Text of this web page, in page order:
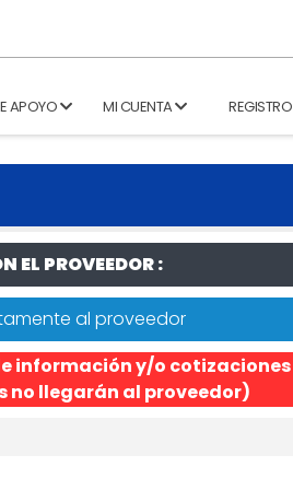
APOYO MI CUENTA REGISTRO
EL PROVEEDOR :
al proveedor
información y/o cotizaciones
no llegarán al proveedor)